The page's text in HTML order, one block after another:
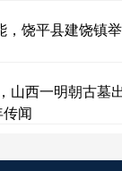
，饶平县建饶镇
山西一明朝古墓
闻